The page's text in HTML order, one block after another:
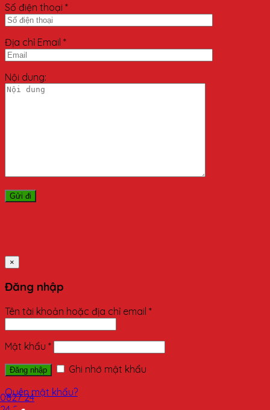
0827 24
Số điện thoại *
Địa chỉ Email *
Nội dung:
×
Đăng nhập
Tên tài khoản hoặc địa chỉ email *
Mật khẩu *
Đăng nhập
Ghi nhớ mật khẩu
Quên mật khẩu?